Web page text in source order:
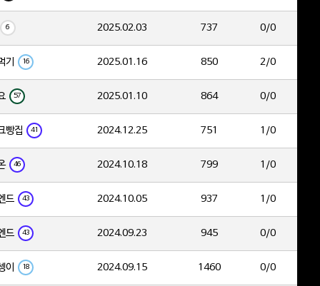
6 2025.02.03 737 0/0
기 16 2025.01.16 850 2/0
57 2025.01.10 864 0/0
빵집 41 2024.12.25 751 1/0
46 2024.10.18 799 1/0
드 43 2024.10.05 937 1/0
드 43 2024.09.23 945 0/0
이 18 2024.09.15 1460 0/0